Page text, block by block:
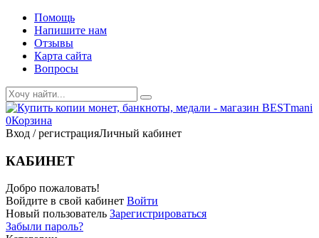
Помощь
Напишите нам
Отзывы
Карта сайта
Вопросы
0Корзина
Вход / регистрацияЛичный кабинет
КАБИНЕТ
Добро пожаловать!
Войдите в свой кабинет Войти
Новый пользователь Зарегистрироваться
Забыли пароль?